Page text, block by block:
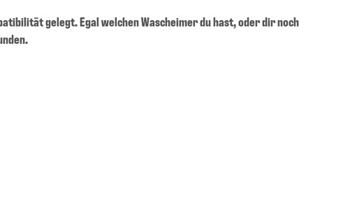
gelegt. Egal welchen Wascheimer du hast, oder dir noch